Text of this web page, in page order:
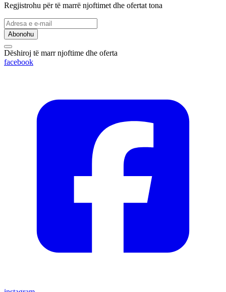
Regjistrohu për të marrë njoftimet dhe ofertat tona
Abonohu
Dëshiroj të marr njoftime dhe oferta
facebook